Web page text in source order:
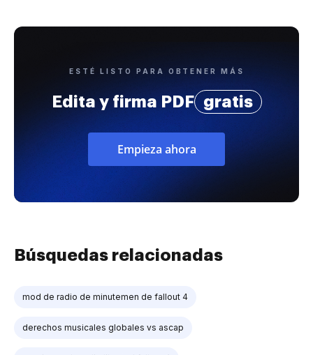
ESTÉ LISTO PARA OBTENER MÁS
Edita y firma PDF gratis
Empieza ahora
Búsquedas relacionadas
mod de radio de minutemen de fallout 4
derechos musicales globales vs ascap